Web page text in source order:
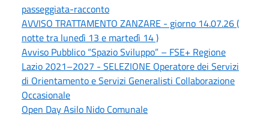
passeggiata-racconto
AVVISO TRATTAMENTO ZANZARE - giorno 14.07.26 (
notte tra lunedì 13 e martedì 14 )
Avviso Pubblico “Spazio Sviluppo” – FSE+ Regione
Lazio 2021–2027 - SELEZIONE Operatore dei Servizi
di Orientamento e Servizi Generalisti Collaborazione
Occasionale
Open Day Asilo Nido Comunale